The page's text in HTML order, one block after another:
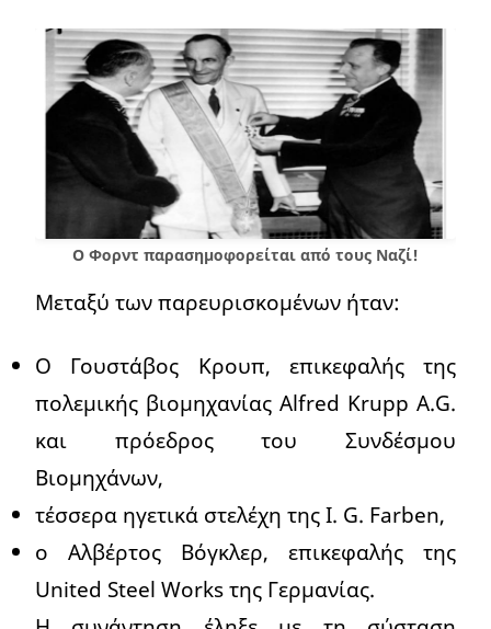
Ο Φορντ παρασημοφορείται από τους Ναζί!
Μεταξύ των παρευρισκομένων ήταν:
Ο Γουστάβος Κρουπ, επικεφαλής της
πολεμικής βιομηχανίας Alfred Krupp A.G.
και πρόεδρος του Συνδέσμου
Βιομηχάνων,
τέσσερα ηγετικά στελέχη της I. G. Farben,
ο Αλβέρτος Βόγκλερ, επικεφαλής της
United Steel Works της Γερμανίας.